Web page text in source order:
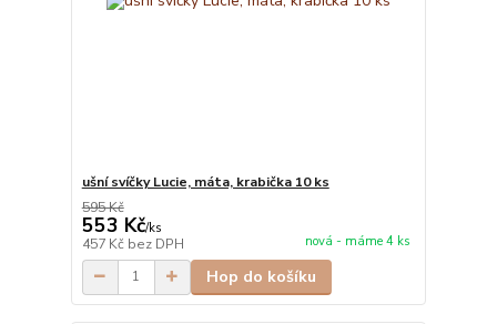
ušní svíčky Lucie, máta, krabička 10 ks
595 Kč
553 Kč/ks
457 Kč bez DPH nová - máme 4 ks
Hop do košíku